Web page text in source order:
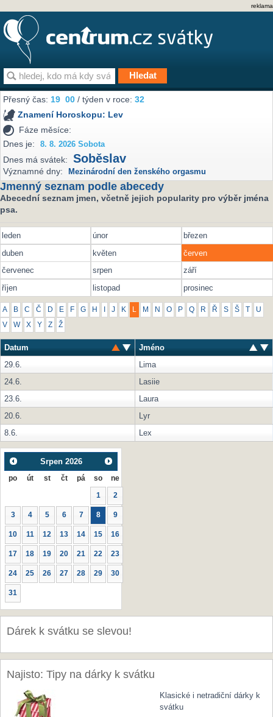
reklama
Přesný čas:19 00 / týden v roce:32
Znamení Horoskopu: Lev
Fáze měsíce:
Dnes je:
8. 8. 2026 Sobota
Dnes má svátek: Soběslav
Významné dny: Mezinárodní den ženského orgasmu
Jmenný seznam podle abecedy
Abecední seznam jmen, včetně jejich popularity pro výběr jména
psa.
leden únor
březen
duben
květen
červen
červenec
srpen
září
říjen
listopad prosinec
A B C Č D E F G H J K L M N O P Q R Ř S Š U
V W X Y Z Ž
Datum
Jméno
29.6.
Lima
24.6.
Lasiie
23.6.
Laura
20.6.
Lyr
8.6.
Lex
Srpen 2026
po út st čt pá so ne
1 2
3 4 5 6 7 8 9
10 11 12 13 14 15 16
17 18 19 20 21 22 23
24 25 26 27 28 29 30
31
Dárek k svátku se slevou!
Najisto: Tipy na dárky k svátku
Klasické i netradiční dárky k
svátku